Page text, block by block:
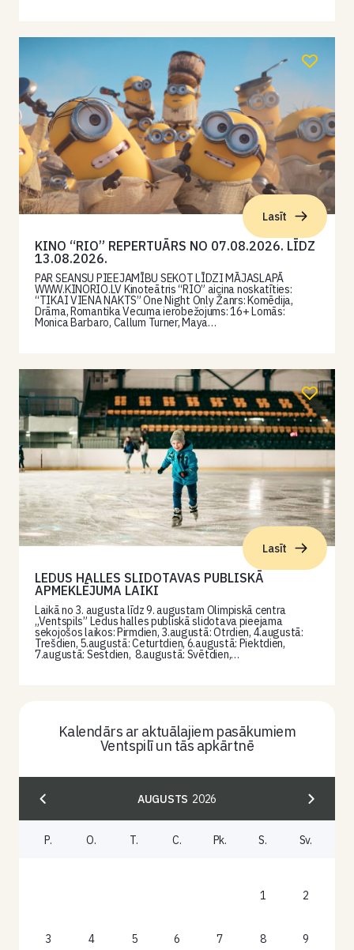
Lasīt
KINO “RIO” REPERTUĀRS NO 07.08.2026. LĪDZ
13.08.2026.
PAR SEANSU PIEEJAMĪBU SEKOT LĪDZI MĀJASLAPĀ
WWW.KINORIO.LV Kinoteātris “RIO” aicina noskatīties:
“TIKAI VIENA NAKTS” One Night Only Žanrs: Komēdija,
Drāma, Romantika Vecuma ierobežojums: 16+ Lomās:
Monica Barbaro, Callum Turner, Maya…
Lasīt
LEDUS HALLES SLIDOTAVAS PUBLISKĀ
APMEKLĒJUMA LAIKI
Laikā no 3. augusta līdz 9. augustam Olimpiskā centra
„Ventspils” Ledus halles publiskā slidotava pieejama
sekojošos laikos: Pirmdien, 3.augustā: Otrdien, 4.augustā:
Trešdien, 5.augustā: Ceturtdien, 6.augustā: Piektdien,
7.augustā: Sestdien, 8.augustā: Svētdien,…
Kalendārs ar aktuālajiem pasākumiem
Ventspilī un tās apkārtnē
AUGUSTS 2026
P. O. T. C. Pk. S. Sv.
1 2
3 4 5 6 7 8 9